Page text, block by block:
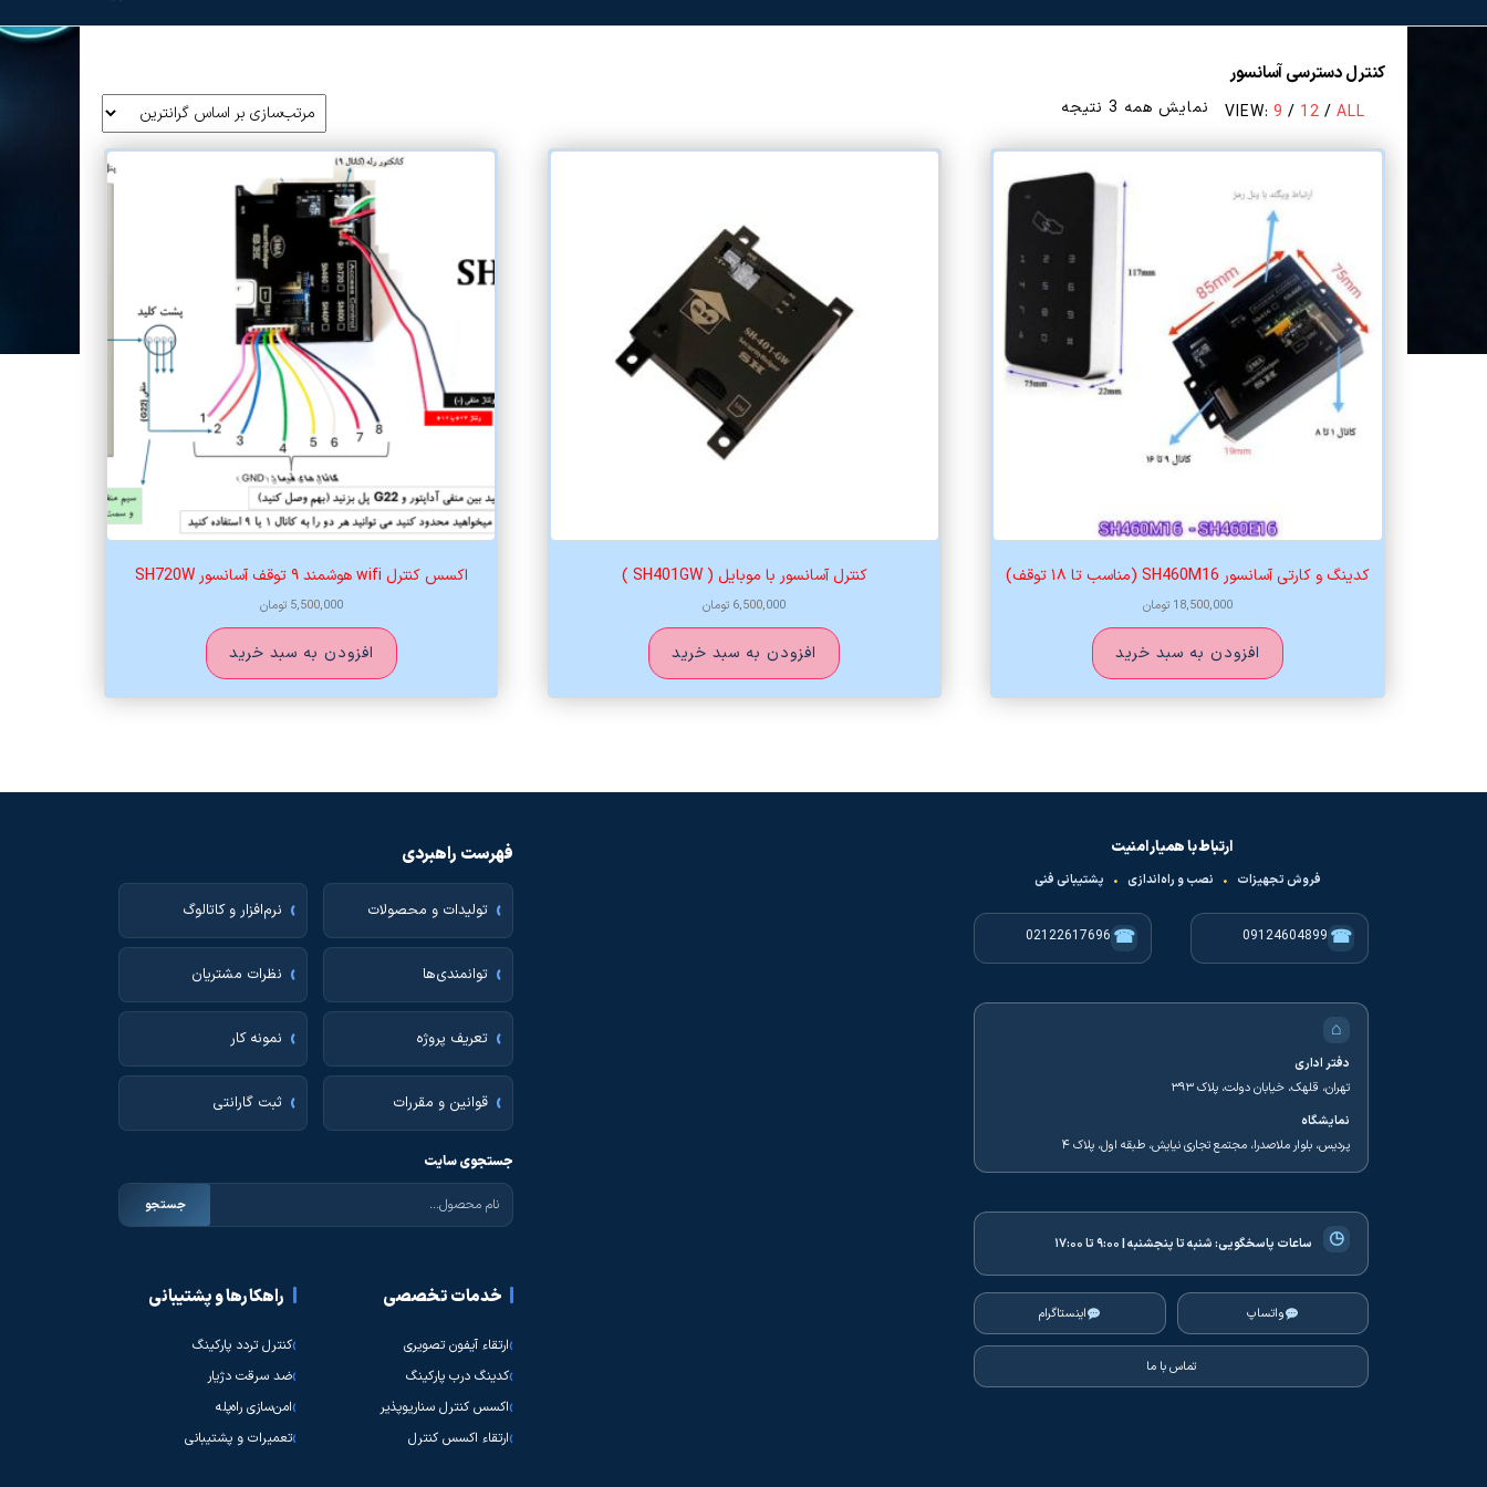
کنترل دسترسی آسانسور
VIEW: 9 / 12 / ALL نمایش همه 3 نتیجه
قیمت:
زیاد
کدینگ و کارتی آسانسور SH460M16 (مناسب تا ۱۸ توقف)
18,500,000 تومان
افزودن به سبد خرید
کنترل آسانسور با موبایل ( SH401GW )
6,500,000 تومان
افزودن به سبد خرید
اکسس کنترل wifi هوشمند ۹ توقف آسانسور SH720W
5,500,000 تومان
افزودن به سبد خرید
ارتباط با همیار امنیت
فروش تجهیزات • نصب و راه‌اندازی • پشتیبانی فنی
☎
09124604899
☎
02122617696
⌂
دفتر اداری
تهران، قلهک، خیابان دولت، پلاک ۳۹۳
نمایشگاه
پردیس، بلوار ملاصدرا، مجتمع تجاری نیایش، طبقه اول، پلاک ۴
◷ ساعات پاسخگویی:شنبه تا پنجشنبه | ۹:۰۰ تا ۱۷:۰۰
واتساپ اینستاگرام
تماس با ما
فهرست راهبردی
تولیدات و محصولات نرم‌افزار و کاتالوگ
توانمندی‌ها نظرات مشتریان
تعریف پروژه نمونه کار
قوانین و مقررات ثبت گارانتی
جستجوی سایت
جستجو
خدمات تخصصی
ارتقاء آیفون تصویری
کدینگ درب پارکینگ
اکسس کنترل سناریوپذیر
ارتقاء اکسس کنترل
راهکارها و پشتیبانی
کنترل تردد پارکینگ
ضد سرقت دژیار
امن‌سازی راه‌پله
تعمیرات و پشتیبانی